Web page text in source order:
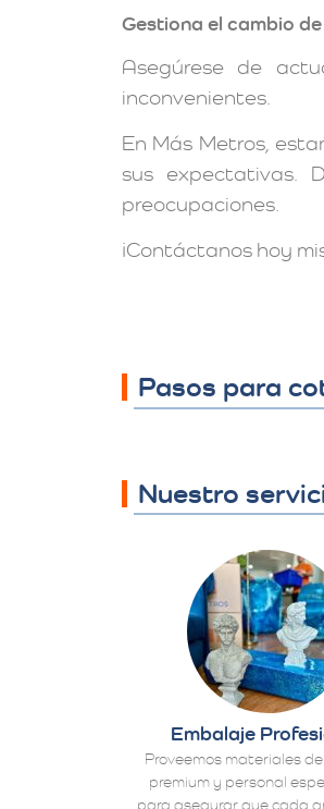
Gestiona el cambio
Asegúrese de
inconvenientes.
En Más Metros,
sus expectativas.
preocupaciones.
¡Contáctanos hoy
Pasos para
Nuestro
Embalaje
Proveemos materiales
premium y personal
para asegurar que cada